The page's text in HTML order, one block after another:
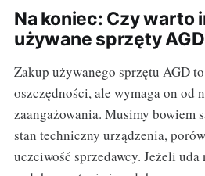
Na koniec: Czy warto
używane sprzęty
Zakup używanego sprzętu AGD
oszczędności, ale wymaga on od
zaangażowania. Musimy bowiem
stan techniczny urządzenia,
uczciwość sprzedawcy. Jeżeli